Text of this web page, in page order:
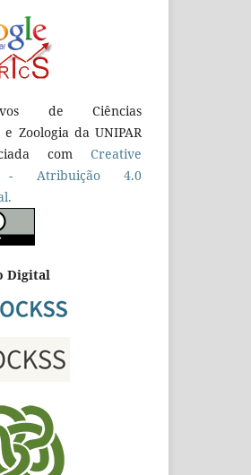
de Ciências
Zoologia da UNIPAR
com Creative
- Atribuição 4.0
Digital